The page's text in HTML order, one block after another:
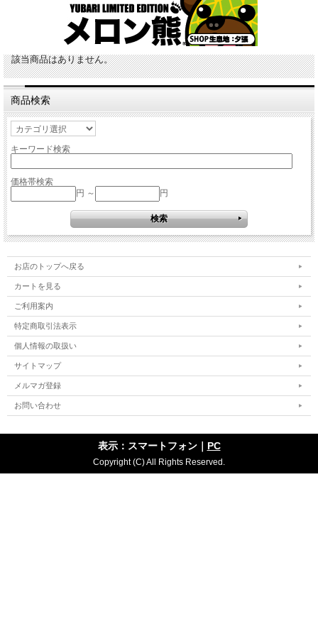
該当商品はありません。
商品検索
キーワード検索
価格帯検索
円 ～
円
お店のトップへ戻る
カートを見る
ご利用案内
特定商取引法表示
個人情報の取扱い
サイトマップ
メルマガ登録
お問い合わせ
表示：スマートフォン｜ PC
Copyright (C) All Rights Reserved.